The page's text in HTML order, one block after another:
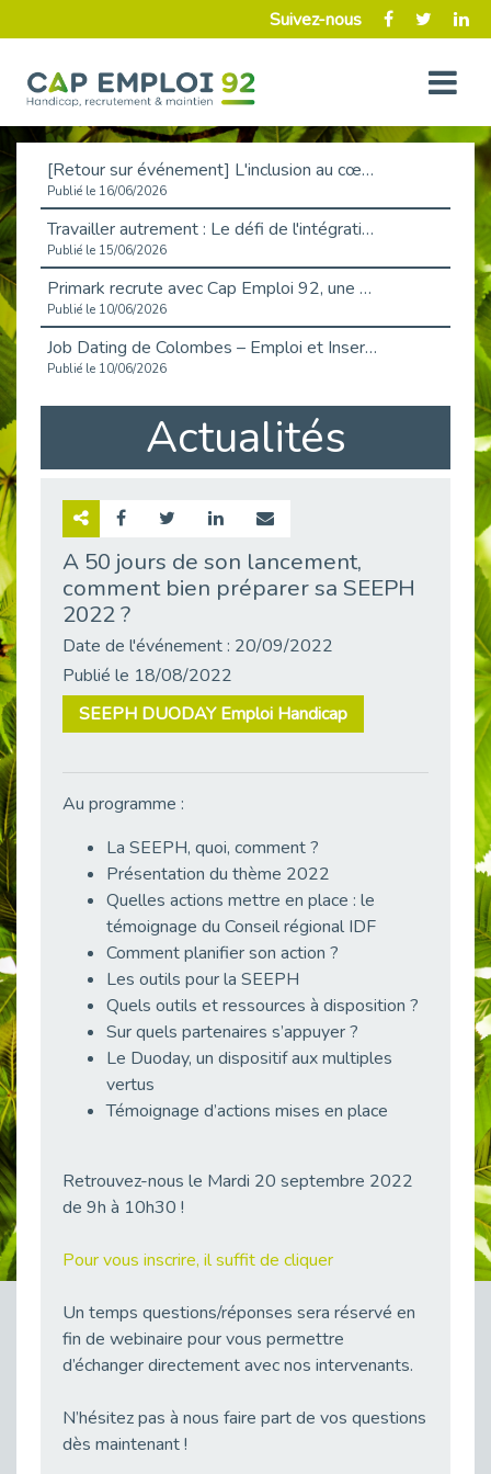
Suivez-nous
[Retour sur événement] L'inclusion au cœur de la Place de l'Emploi à La Défense !
Publié le 16/06/2026
Travailler autrement : Le défi de l'intégration des maladies chroniques en entreprise
Publié le 15/06/2026
Primark recrute avec Cap Emploi 92, une matinée couronnée de succès !
Publié le 10/06/2026
Job Dating de Colombes – Emploi et Insertion
Publié le 10/06/2026
Aborder l'entretien et la situation de handicap en toute confiance
Publié le 09/06/2026
Retour sur l’atelier « Optimiser sa recherche d’emploi »
Emploi & Handicap : Hachette Livre et Cap emploi 92 renforcent leur collaboration
Publié le 02/06/2026
Publié le 30/05/2026
« Confiance en soi et acceptation du handicap » : un levier puissant vers l’emploi
Publié le 22/05/2026
Publié le 18/05/2026
Publié le 12/05/2026
CAP EMPLOI 92 : L’inclusion portée à son sommet, bien au-delà des quotas
Publié le 12/05/2026
38 vidéos pour comprendre et agir durablement
Le taux d’emploi direct dans la fonction publique dépasse 6 % en 2025
Publié le 04/05/2026
L'alternance : un tremplin vers l'emploi aussi pour les personnes en situation de handicap
Témoignage : Le parcours de Marc, 44 ans
Publié le 30/04/2026
Publié le 29/04/2026
Publié le 29/04/2026
Publié le 27/04/2026
Mobilisation pour l’alternance et le handicap
Publié le 24/04/2026
Actualités
A 50 jours de son lancement,
comment bien préparer sa SEEPH
2022 ?
Date de l'événement : 20/09/2022
Publié le 18/08/2022
SEEPH DUODAY Emploi Handicap
Au programme :
La SEEPH, quoi, comment ?
Présentation du thème 2022
Quelles actions mettre en place : le
témoignage du Conseil régional IDF
Comment planifier son action ?
Les outils pour la SEEPH
Quels outils et ressources à disposition ?
Sur quels partenaires s’appuyer ?
Le Duoday, un dispositif aux multiples
vertus
Témoignage d’actions mises en place
Retrouvez-nous le Mardi 20 septembre 2022
de 9h à 10h30 !
Pour vous inscrire, il suffit de cliquer
Un temps questions/réponses sera réservé en
fin de webinaire pour vous permettre
d’échanger directement avec nos intervenants.
N’hésitez pas à nous faire part de vos questions
dès maintenant !